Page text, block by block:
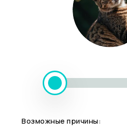
Возможные причины: